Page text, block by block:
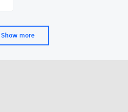
Show more